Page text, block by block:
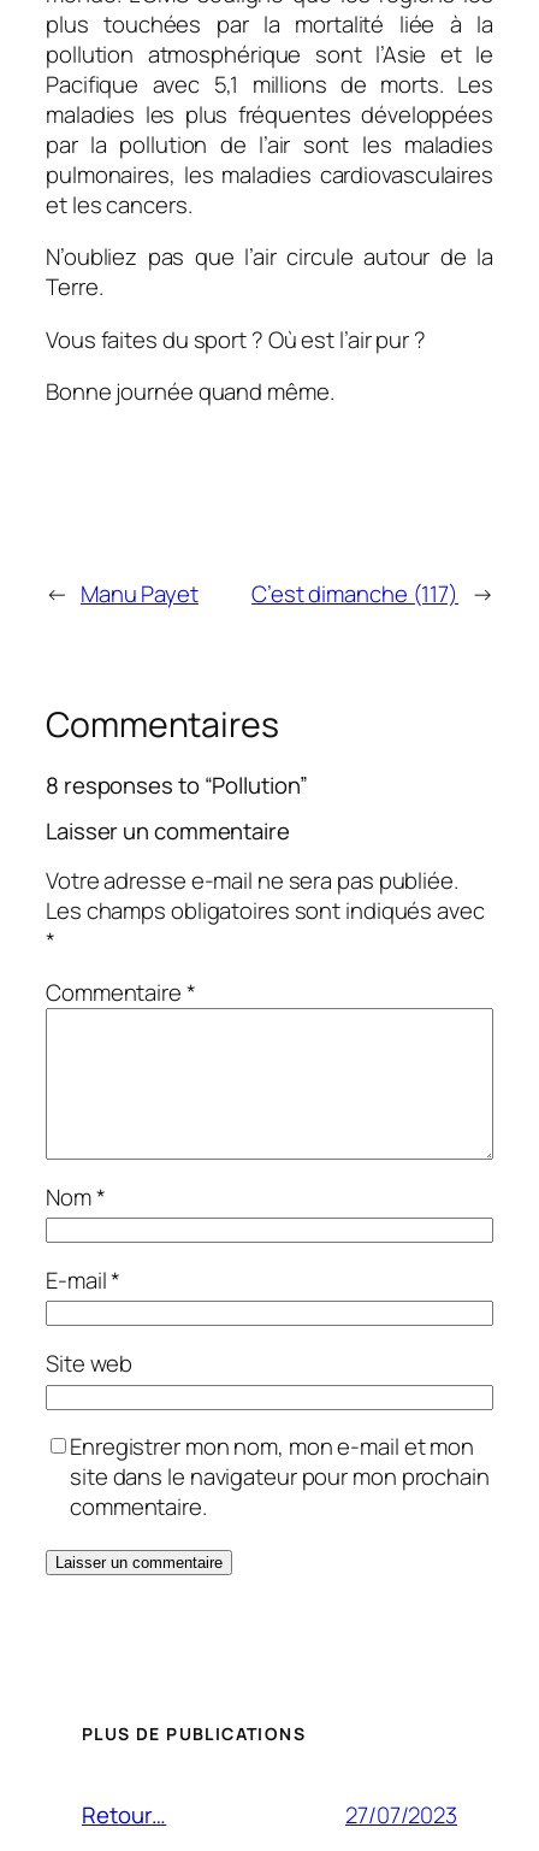
plus touchées par la mortalité liée à la
pollution atmosphérique sont l’Asie et le
Pacifique avec 5,1 millions de morts. Les
maladies les plus fréquentes développées
par la pollution de l’air sont les maladies
pulmonaires, les maladies cardiovasculaires
et les cancers.
N’oubliez pas que l’air circule autour de la
Terre.
Vous faites du sport ? Où est l’air pur ?
Bonne journée quand même.
← Manu Payet C’est dimanche (117) →
Commentaires
8 responses to “Pollution”
Laisser un commentaire
Votre adresse e-mail ne sera pas publiée.
Les champs obligatoires sont indiqués avec
*
Commentaire*
Nom*
E-mail*
Site web
Enregistrer mon nom, mon e-mail et mon
site dans le navigateur pour mon prochain
commentaire.
PLUS DE PUBLICATIONS
Retour… 27/07/2023